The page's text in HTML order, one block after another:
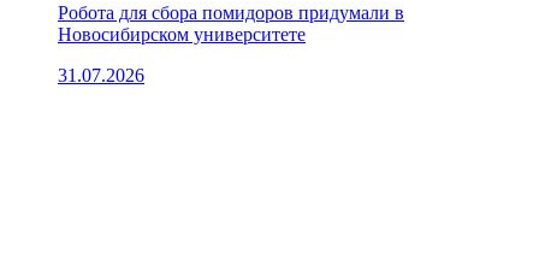
Робота для сбора помидоров придумали в
Новосибирском университете
31.07.2026